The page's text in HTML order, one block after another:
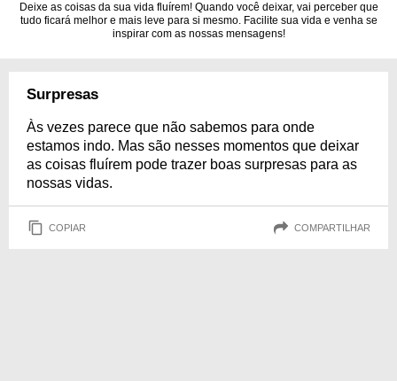
Deixe as coisas da sua vida fluírem! Quando você deixar, vai perceber que
tudo ficará melhor e mais leve para si mesmo. Facilite sua vida e venha se
inspirar com as nossas mensagens!
Surpresas
Às vezes parece que não sabemos para onde
estamos indo. Mas são nesses momentos que deixar
as coisas fluírem pode trazer boas surpresas para as
nossas vidas.
COPIAR COMPARTILHAR